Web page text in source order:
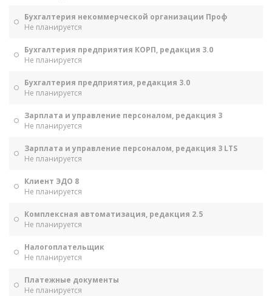
Бухгалтерия некоммерческой организации Проф
Не планируется
Бухгалтерия предприятия КОРП, редакция 3.0
Не планируется
Бухгалтерия предприятия, редакция 3.0
Не планируется
Зарплата и управление персоналом, редакция 3
Не планируется
Зарплата и управление персоналом, редакция 3 LTS
Не планируется
Клиент ЭДО 8
Не планируется
Комплексная автоматизация, редакция 2.5
Не планируется
Налогоплательщик
Не планируется
Платежные документы
Не планируется